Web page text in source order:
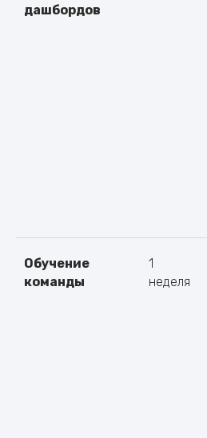
дашбордов
Обучение
команды
1
неделя